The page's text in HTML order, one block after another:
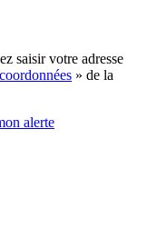
saisir votre adresse
» de la
alerte